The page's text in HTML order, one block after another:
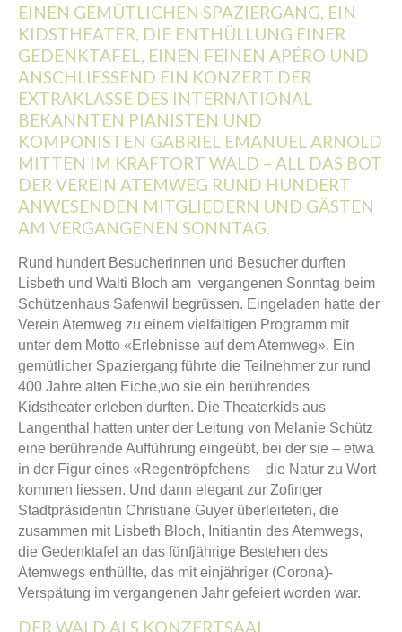
EINEN GEMÜTLICHEN SPAZIERGANG, EIN
KIDSTHEATER, DIE ENTHÜLLUNG EINER
GEDENKTAFEL, EINEN FEINEN APÉRO UND
ANSCHLIESSEND EIN KONZERT DER
EXTRAKLASSE DES INTERNATIONAL
BEKANNTEN PIANISTEN UND
KOMPONISTEN GABRIEL EMANUEL ARNOLD
MITTEN IM KRAFTORT WALD – ALL DAS BOT
DER VEREIN ATEMWEG RUND HUNDERT
ANWESENDEN MITGLIEDERN UND GÄSTEN
AM VERGANGENEN SONNTAG.
Rund hundert Besucherinnen und Besucher durften
Lisbeth und Walti Bloch am vergangenen Sonntag beim
Schützenhaus Safenwil begrüssen. Eingeladen hatte der
Verein Atemweg zu einem vielfältigen Programm mit
unter dem Motto «Erlebnisse auf dem Atemweg». Ein
gemütlicher Spaziergang führte die Teilnehmer zur rund
400 Jahre alten Eiche,wo sie ein berührendes
Kidstheater erleben durften. Die Theaterkids aus
Langenthal hatten unter der Leitung von Melanie Schütz
eine berührende Aufführung eingeübt, bei der sie – etwa
in der Figur eines «Regentröpfchens – die Natur zu Wort
kommen liessen. Und dann elegant zur Zofinger
Stadtpräsidentin Christiane Guyer überleiteten, die
zusammen mit Lisbeth Bloch, Initiantin des Atemwegs,
die Gedenktafel an das fünfjährige Bestehen des
Atemwegs enthüllte, das mit einjähriger (Corona)-
Verspätung im vergangenen Jahr gefeiert worden war.
DER WALD ALS KONZERTSAAL